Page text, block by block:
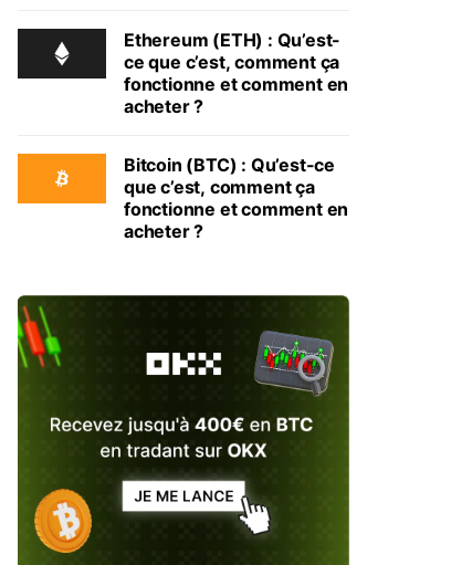
Ethereum (ETH) : Qu’est-
ce que c’est, comment ça
fonctionne et comment en
acheter ?
Bitcoin (BTC) : Qu’est-ce
que c’est, comment ça
fonctionne et comment en
acheter ?